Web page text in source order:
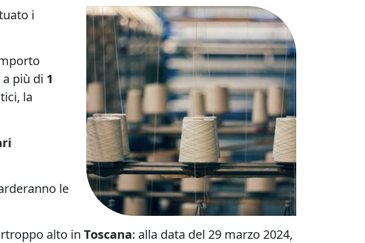
i
più di 1
la
le
alto in Toscana: alla data del 29 marzo 2024,